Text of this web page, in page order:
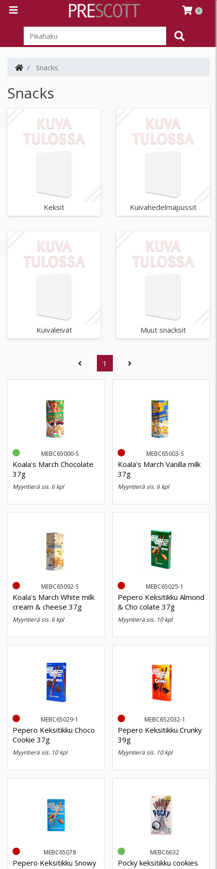
0
Snacks
Snacks
Keksit Kuivahedelmäpussit
Kuivaleivät Muut snacksit
1 (current)
MEBC65000-S
Koala's March Chocolate
37g
myyntierä sis. 6 kpl
MEBC65003-S
Koala's March Vanilla milk
37g
myyntierä sis. 6 kpl
MEBC65092-S
Koala's March White milk
cream & cheese 37g
myyntierä sis. 6 kpl
MEBC65025-1
Pepero Keksitikku Almond
& Cho colate 37g
myyntierä sis. 10 kpl
MEBC65029-1
Pepero Keksitikku Choco
Cookie 37g
myyntierä sis. 10 kpl
MEBC652032-1
Pepero Keksitikku Crunky
39g
myyntierä sis. 10 kpl
MEBC65078
Pepero Keksitikku Snowy
MEBC6632
Pocky keksitikku cookies